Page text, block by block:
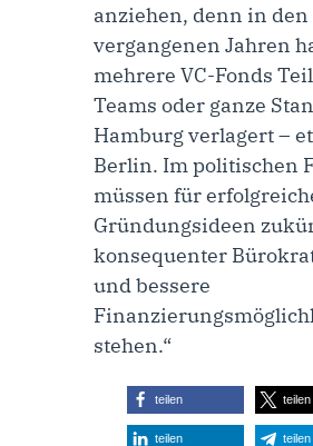
anziehen, denn in den
vergangenen Jahren
mehrere VC-Fonds
Teams oder ganze
Hamburg verlagert –
Berlin. Im politischen
müssen für
Gründungsideen
konsequenter
und bessere
stehen.“
teilen teilen
teilen teilen